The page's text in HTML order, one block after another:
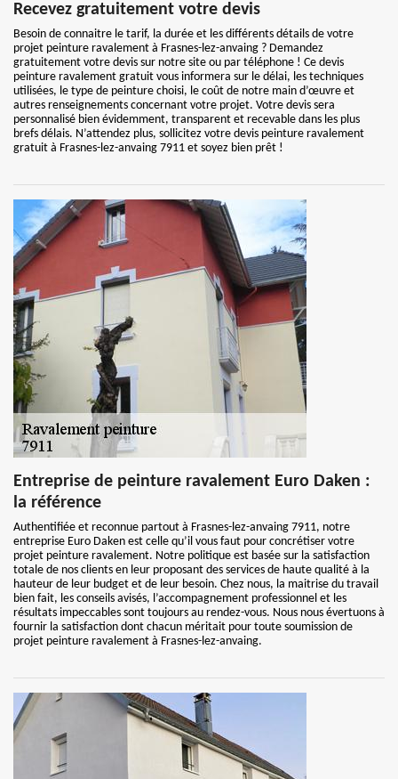
Recevez gratuitement votre devis
Besoin de connaitre le tarif, la durée et les différents détails de votre
projet peinture ravalement à Frasnes-lez-anvaing ? Demandez
gratuitement votre devis sur notre site ou par téléphone ! Ce devis
peinture ravalement gratuit vous informera sur le délai, les techniques
utilisées, le type de peinture choisi, le coût de notre main d’œuvre et
autres renseignements concernant votre projet. Votre devis sera
personnalisé bien évidemment, transparent et recevable dans les plus
brefs délais. N’attendez plus, sollicitez votre devis peinture ravalement
gratuit à Frasnes-lez-anvaing 7911 et soyez bien prêt !
Entreprise de peinture ravalement Euro Daken :
la référence
Authentifiée et reconnue partout à Frasnes-lez-anvaing 7911, notre
entreprise Euro Daken est celle qu’il vous faut pour concrétiser votre
projet peinture ravalement. Notre politique est basée sur la satisfaction
totale de nos clients en leur proposant des services de haute qualité à la
hauteur de leur budget et de leur besoin. Chez nous, la maitrise du travail
bien fait, les conseils avisés, l’accompagnement professionnel et les
résultats impeccables sont toujours au rendez-vous. Nous nous évertuons à
fournir la satisfaction dont chacun méritait pour toute soumission de
projet peinture ravalement à Frasnes-lez-anvaing.